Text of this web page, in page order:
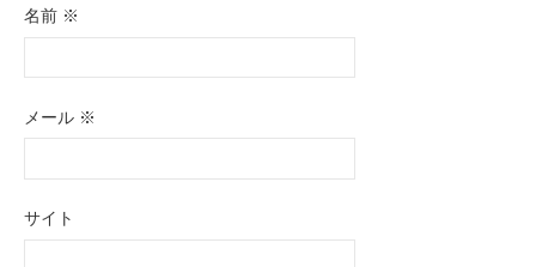
名前 ※
メール ※
サイト